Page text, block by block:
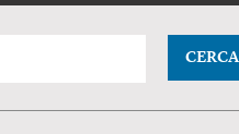
CERCA